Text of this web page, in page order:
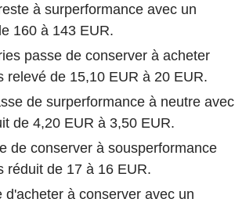
à surperformance avec un
160 à 143 EUR.
passe de conserver à acheter
relevé de 15,10 EUR à 20 EUR.
de surperformance à neutre avec
de 4,20 EUR à 3,50 EUR.
de conserver à sousperformance
réduit de 17 à 16 EUR.
à conserver avec un